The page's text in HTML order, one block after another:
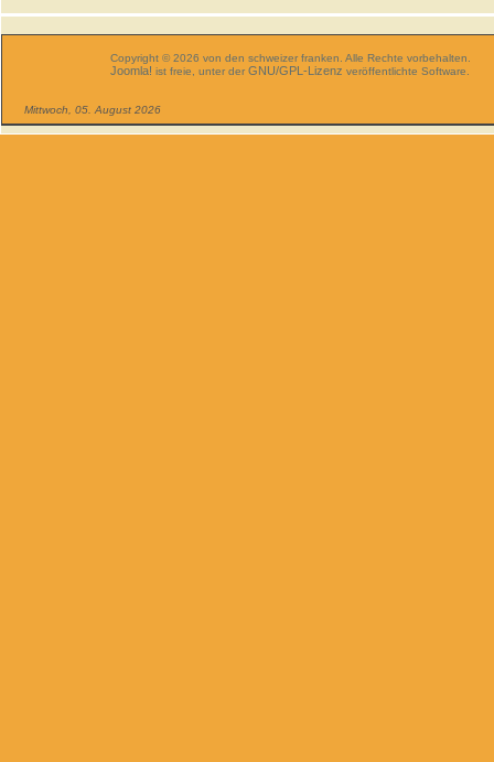
Copyright © 2026 von den schweizer franken. Alle Rechte vorbehalten.
Joomla! ist freie, unter der GNU/GPL-Lizenz veröffentlichte Software.
Mittwoch, 05. August 2026